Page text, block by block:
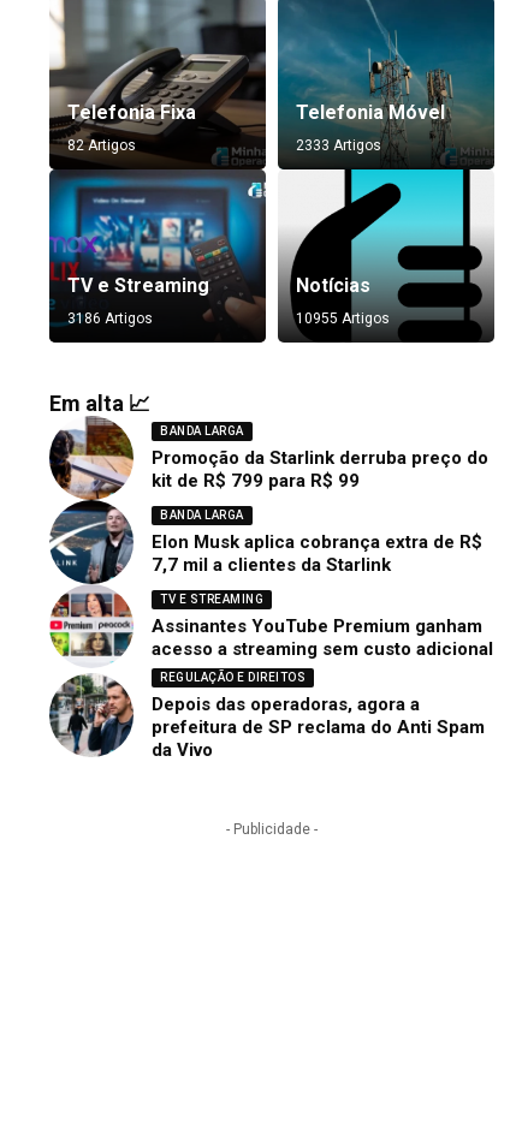
Telefonia Fixa
82 Artigos
Telefonia Móvel
2333 Artigos
TV e Streaming
3186 Artigos
Notícias
10955 Artigos
Em alta 📈
BANDA LARGA
Promoção da Starlink derruba preço do
kit de R$ 799 para R$ 99
BANDA LARGA
Elon Musk aplica cobrança extra de R$
7,7 mil a clientes da Starlink
TV E STREAMING
Assinantes YouTube Premium ganham
acesso a streaming sem custo adicional
REGULAÇÃO E DIREITOS
Depois das operadoras, agora a
prefeitura de SP reclama do Anti Spam
da Vivo
- Publicidade -